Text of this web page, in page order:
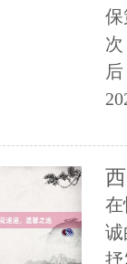
保
在
诚
抒